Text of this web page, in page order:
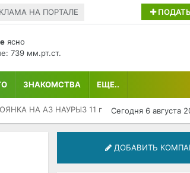
НА ПОРТАЛЕ
ясно
739 мм.рт.ст.
ЗНАКОМСТВА ЕЩЕ..
НА АЗ НАУРЫЗ 11 г Сегодня 6 августа
ДОБАВИТЬ